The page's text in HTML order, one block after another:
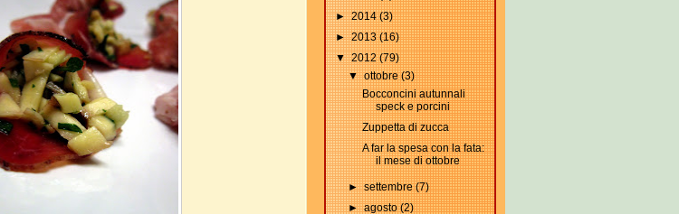
►2014(3)
►2013(16)
▼2012(79)
▼ottobre(3)
Bocconcini autunnali
speck e porcini
Zuppetta di zucca
A far la spesa con la fata:
il mese di ottobre
►settembre(7)
►agosto(2)